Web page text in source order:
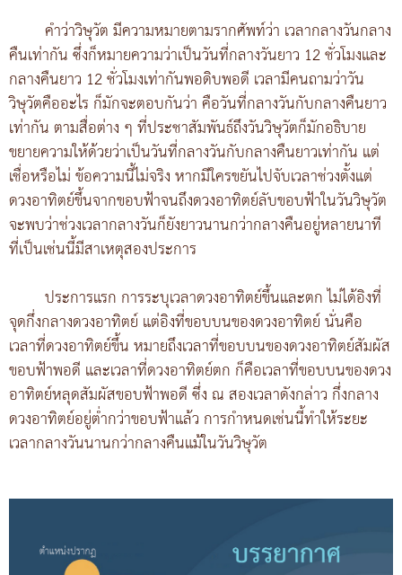
คำว่าวิษุวัต มีความหมายตามรากศัพท์ว่า เวลากลางวันกลาง
คืนเท่ากัน ซึ่งก็หมายความว่าเป็นวันที่กลางวันยาว 12 ชั่วโมงและ
กลางคืนยาว 12 ชั่วโมงเท่ากันพอดิบพอดี เวลามีคนถามว่าวัน
วิษุวัตคืออะไร ก็มักจะตอบกันว่า คือวันที่กลางวันกับกลางคืนยาว
เท่ากัน ตามสื่อต่าง ๆ ที่ประชาสัมพันธ์ถึงวันวิษุวัตก็มักอธิบาย
ขยายความให้ด้วยว่าเป็นวันที่กลางวันกับกลางคืนยาวเท่ากัน แต่
เชื่อหรือไม่ ข้อความนี้ไม่จริง หากมีใครขยันไปจับเวลาช่วงตั้งแต่
ดวงอาทิตย์ขึ้นจากขอบฟ้าจนถึงดวงอาทิตย์ลับขอบฟ้าในวันวิษุวัต
จะพบว่าช่วงเวลากลางวันก็ยังยาวนานกว่ากลางคืนอยู่หลายนาที
ที่เป็นเช่นนี้มีสาเหตุสองประการ
ประการแรก การระบุเวลาดวงอาทิตย์ขึ้นและตก ไม่ได้อิงที่
จุดกึ่งกลางดวงอาทิตย์ แต่อิงที่ขอบบนของดวงอาทิตย์ นั่นคือ
เวลาที่ดวงอาทิตย์ขึ้น หมายถึงเวลาที่ขอบบนของดวงอาทิตย์สัมผัส
ขอบฟ้าพอดี และเวลาที่ดวงอาทิตย์ตก ก็คือเวลาที่ขอบบนของดวง
อาทิตย์หลุดสัมผัสขอบฟ้าพอดี ซึ่ง ณ สองเวลาดังกล่าว กึ่งกลาง
ดวงอาทิตย์อยู่ต่ำกว่าขอบฟ้าแล้ว การกำหนดเช่นนี้ทำให้ระยะ
เวลากลางวันนานกว่ากลางคืนแม้ในวันวิษุวัต